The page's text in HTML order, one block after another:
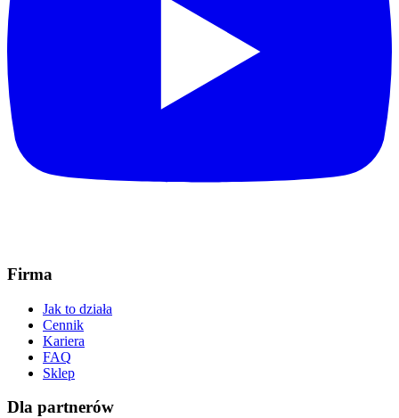
Firma
Jak to działa
Cennik
Kariera
FAQ
Sklep
Dla partnerów